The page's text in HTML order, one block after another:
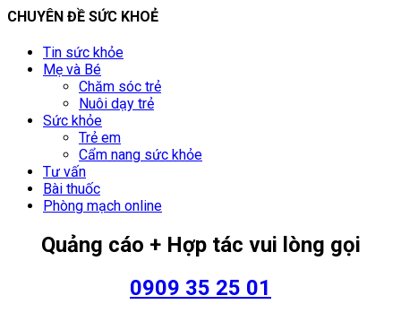
CHUYÊN ĐỀ SỨC KHOẺ
Tin sức khỏe
Mẹ và Bé
Chăm sóc trẻ
Nuôi dạy trẻ
Sức khỏe
Trẻ em
Cẩm nang sức khỏe
Tư vấn
Bài thuốc
Phòng mạch online
Quảng cáo + Hợp tác vui lòng gọi
0909 35 25 01